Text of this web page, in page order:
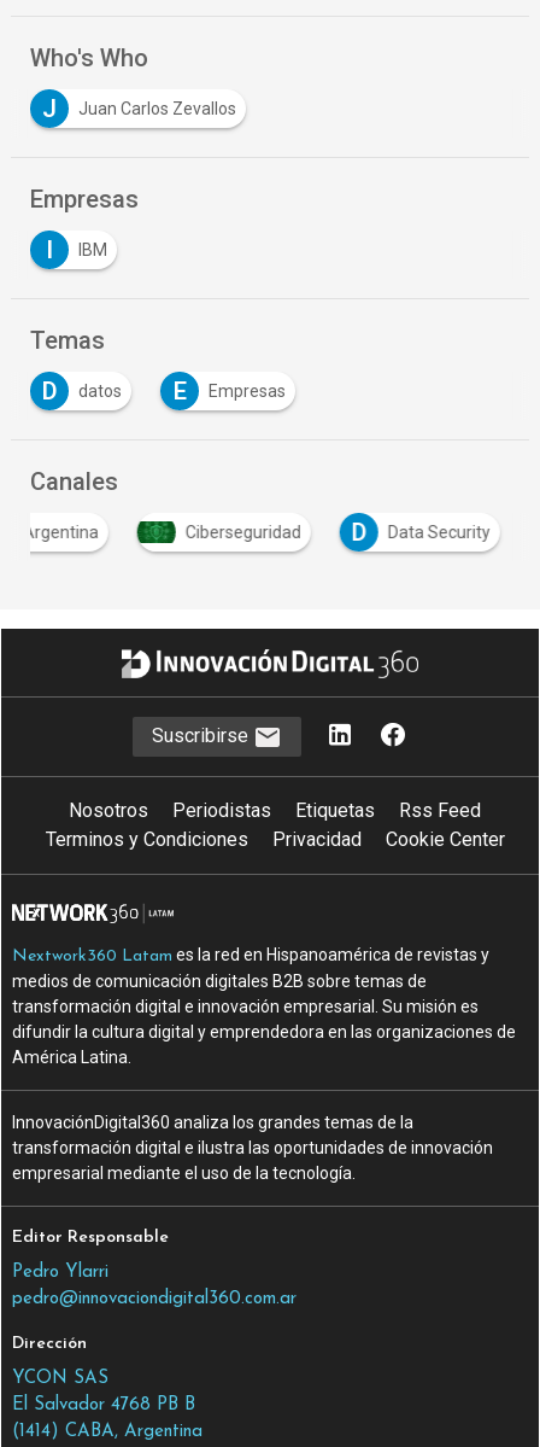
Who's Who
J
Juan Carlos Zevallos
Empresas
I
IBM
Temas
D
datos E Empresas
Canales
Argentina Ciberseguridad D Data Security
Suscribirse
Nosotros Periodistas Etiquetas
Rss Feed
Terminos y Condiciones
Privacidad Cookie Center
Nextwork360 Latam es la red en Hispanoamérica de revistas y
medios de comunicación digitales B2B sobre temas de
transformación digital e innovación empresarial. Su misión es
difundir la cultura digital y emprendedora en las organizaciones de
América Latina.
InnovaciónDigital360 analiza los grandes temas de la
transformación digital e ilustra las oportunidades de innovación
empresarial mediante el uso de la tecnología.
Editor Responsable
Pedro Ylarri
pedro@innovaciondigital360.com.ar
Dirección
YCON SAS
El Salvador 4768 PB B
(1414) CABA, Argentina